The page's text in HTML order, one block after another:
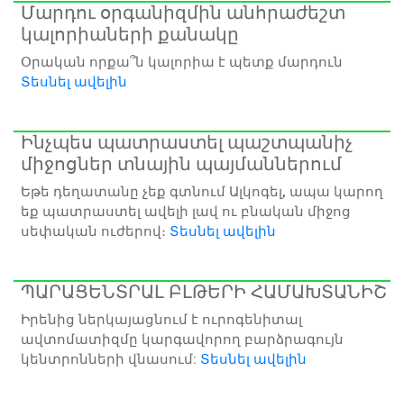
Մարդու օրգանիզմին անհրաժեշտ
կալորիաների քանակը
Օրական որքա՞ն կալորիա է պետք մարդուն
Տեսնել ավելին
Ինչպես պատրաստել պաշտպանիչ
միջոցներ տնային պայմաններում
Եթե դեղատանը չեք գտնում Ալկոգել, ապա կարող
եք պատրաստել ավելի լավ ու բնական միջոց
սեփական ուժերով։ Տեսնել ավելին
ՊԱՐԱՑԵՆՏՐԱԼ ԲԼԹԵՐԻ ՀԱՄԱԽՏԱՆԻՇ
Իրենից ներկայացնում է ուրոգենիտալ
ավտոմատիզմը կարգավորող բարձրագույն
կենտրոնների վնասում: Տեսնել ավելին